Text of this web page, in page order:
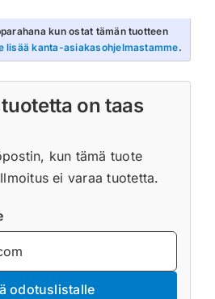
kun ostat tämän tuotteen
lisää kanta-asiakasohjelmastamme.
on taas
kun tämä tuote
ei varaa tuotetta.
odotuslistalle